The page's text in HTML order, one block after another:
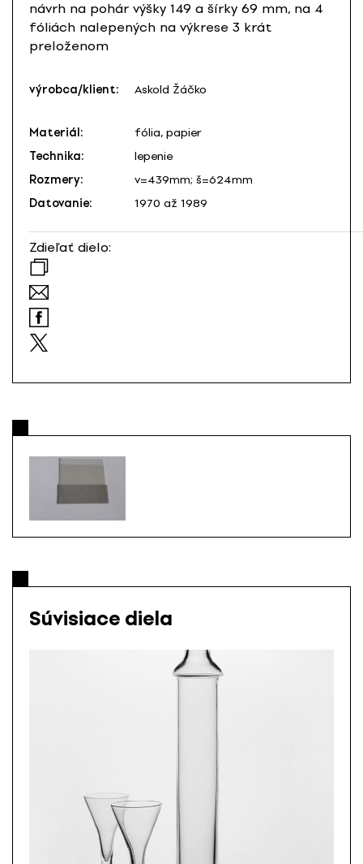
návrh na pohár výšky 149 a šírky 69 mm, na 4
fóliách nalepených na výkrese 3 krát
preloženom
výrobca/klient: Askold Žáčko
Materiál:
fólia, papier
Technika:
lepenie
Rozmery:
v=439mm; š=624mm
Datovanie:
1970 až 1989
Zdieľať dielo:
Súvisiace diela